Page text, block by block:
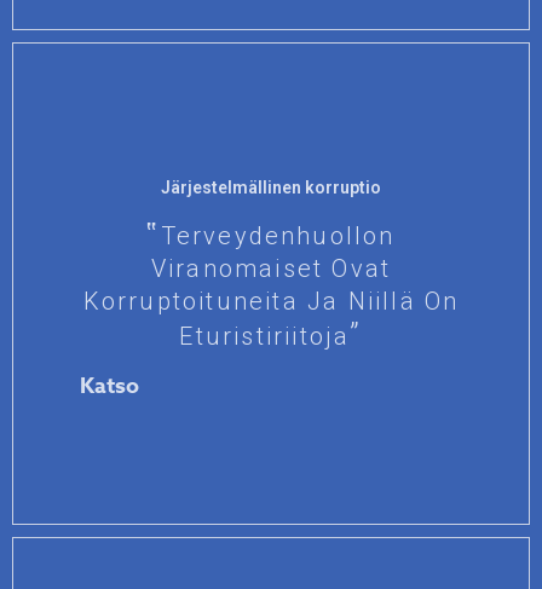
Järjestelmällinen korruptio
Terveydenhuollon
Viranomaiset Ovat
Korruptoituneita Ja Niillä On
Eturistiriitoja
Katso